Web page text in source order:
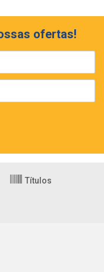
ofertas!
Títulos